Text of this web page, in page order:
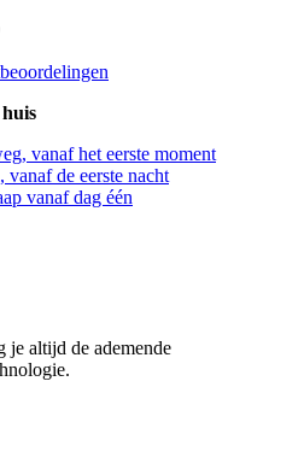
vanaf het eerste moment
vanaf de eerste nacht
vanaf dag één
je altijd de ademende